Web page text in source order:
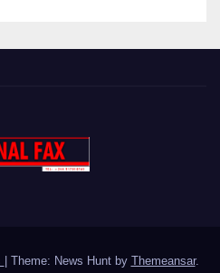
| Theme: News Hunt by Themeansar.